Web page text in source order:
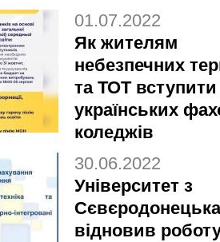
01.07.2022
Як жителям
небезпечних
та ТОТ
українських
коледжів
30.06.2022
Університет з
Сєвєродонецька
відновив